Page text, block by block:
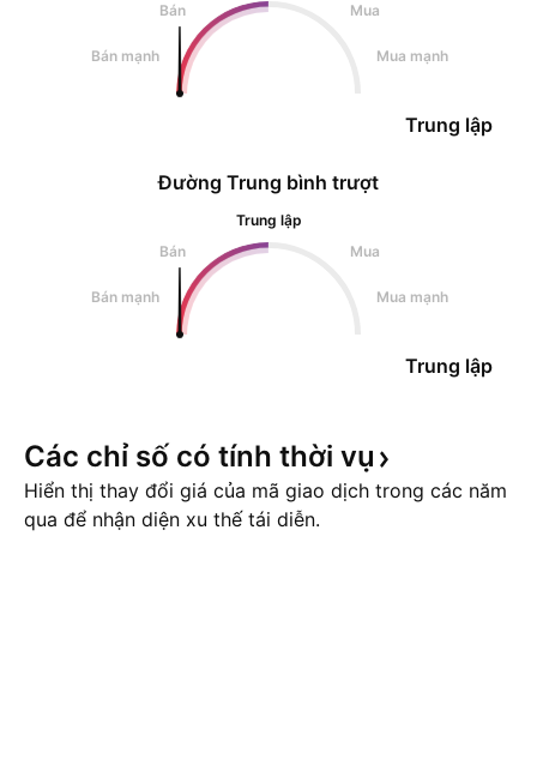
Bán
Mua
Bán mạnh Mua mạnh
Trung lập
Đường Trung bình trượt
Trung lập
Bán
Mua
Bán mạnh Mua mạnh
Trung lập
Các chỉ số có tính thời vụ
Hiển thị thay đổi giá của mã giao dịch trong các năm
qua để nhận diện xu thế tái diễn.